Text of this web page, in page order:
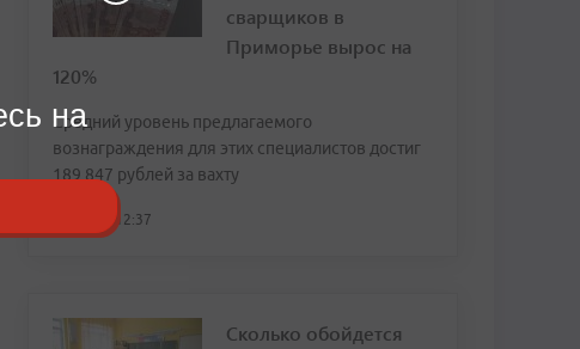
сварщиков в
Приморье вырос на
120%
Средний уровень предлагаемого
вознаграждения для этих специалистов достиг
189 847 рублей за вахту
сегодня, 12:37
Сколько обойдется
на